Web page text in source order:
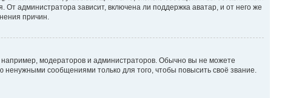
администратора зависит, включена ли поддержка аватар, и от него же
причин.
модераторов и администраторов. Обычно вы не можете
сообщениями только для того, чтобы повысить своё звание.